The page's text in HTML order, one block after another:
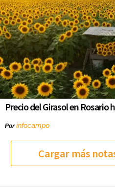
Precio del Girasol en Rosario
Porinfocampo
Cargar más